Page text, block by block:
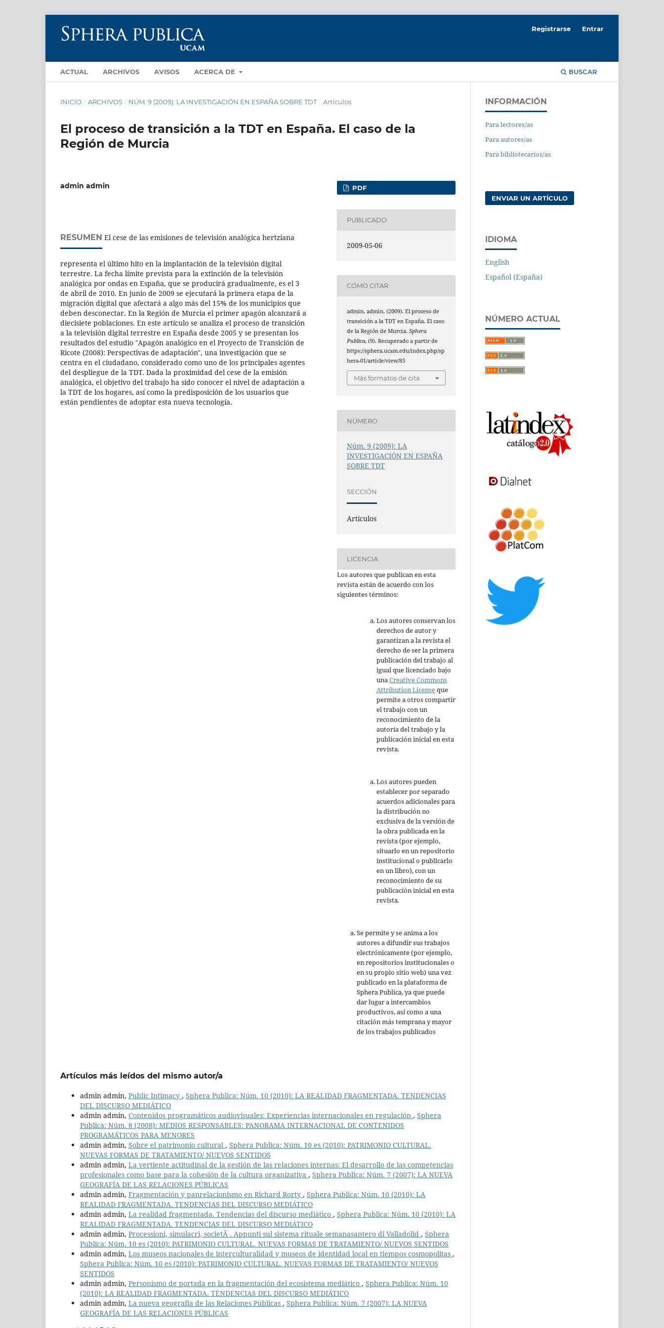
ACTUAL ARCHIVOS AVISOS ACERCA DE BUSCAR
Registrarse Entrar
INICIO / ARCHIVOS / NÚM. 9 (2009): LA INVESTIGACIÓN EN ESPAÑA SOBRE TDT / Artículos
El proceso de transición a la TDT en España. El caso de la
Región de Murcia
admin admin
RESUMEN El cese de las emisiones de televisión analógica hertziana
representa el último hito en la implantación de la televisión digital
terrestre. La fecha límite prevista para la extinción de la televisión
analógica por ondas en España, que se producirá gradualmente, es el 3
de abril de 2010. En junio de 2009 se ejecutará la primera etapa de la
migración digital que afectará a algo más del 15% de los municipios que
deben desconectar. En la Región de Murcia el primer apagón alcanzará a
diecisiete poblaciones. En este artículo se analiza el proceso de transición
a la televisión digital terrestre en España desde 2005 y se presentan los
resultados del estudio "Apagón analógico en el Proyecto de Transición de
Ricote (2008): Perspectivas de adaptación", una investigación que se
centra en el ciudadano, considerado como uno de los principales agentes
del despliegue de la TDT. Dada la proximidad del cese de la emisión
analógica, el objetivo del trabajo ha sido conocer el nivel de adaptación a
la TDT de los hogares, así como la predisposición de los usuarios que
están pendientes de adoptar esta nueva tecnología.
PDF
PUBLICADO
2009-05-06
CÓMO CITAR
admin, admin. (2009). El proceso de
transición a la TDT en España. El caso
de la Región de Murcia.Sphera
Publica, (9). Recuperado a partir de
https://sphera.ucam.edu/index.php/sp
hera-01/article/view/85
Más formatos de cita
NÚMERO
Núm. 9 (2009): LA
INVESTIGACIÓN EN ESPAÑA
SOBRE TDT
SECCIÓN
Artículos
LICENCIA
Los autores que publican en esta
revista están de acuerdo con los
siguientes términos:
Los autores conservan los
derechos de autor y
garantizan a la revista el
derecho de ser la primera
publicación del trabajo al
igual que licenciado bajo
una Creative Commons
Attribution Licenseque
permite a otros compartir
el trabajo con un
reconocimiento de la
autoría del trabajo y la
publicación inicial en esta
revista.
Los autores pueden
establecer por separado
acuerdos adicionales para
la distribución no
exclusiva de la versión de
la obra publicada en la
revista (por ejemplo,
situarlo en un repositorio
institucional o publicarlo
en un libro), con un
reconocimiento de su
publicación inicial en esta
revista.
Se permite y se anima a los
autores a difundir sus trabajos
electrónicamente (por ejemplo,
en repositorios institucionales o
en su propio sitio web) una vez
publicado en la plataforma de
Sphera Publica, ya que puede
dar lugar a intercambios
productivos, así como a una
citación más temprana y mayor
de los trabajos publicados
Artículos más leídos del mismo autor/a
admin admin, Public Intimacy , Sphera Publica: Núm. 10 (2010): LA REALIDAD FRAGMENTADA. TENDENCIAS
DEL DISCURSO MEDIÁTICO
admin admin, Contenidos programáticos audiovisuales: Experiencias internacionales en regulación , Sphera
Publica: Núm. 8 (2008): MEDIOS RESPONSABLES: PANORAMA INTERNACIONAL DE CONTENIDOS
PROGRAMÁTICOS PARA MENORES
admin admin, Sobre el patrimonio cultural , Sphera Publica: Núm. 10 es (2010): PATRIMONIO CULTURAL.
NUEVAS FORMAS DE TRATAMIENTO/ NUEVOS SENTIDOS
admin admin, La vertiente actitudinal de la gestión de las relaciones internas: El desarrollo de las competencias
profesionales como base para la cohesión de la cultura organizativa , Sphera Publica: Núm. 7 (2007): LA NUEVA
GEOGRAFÍA DE LAS RELACIONES PÚBLICAS
admin admin, Fragmentación y panrelacionismo en Richard Rorty , Sphera Publica: Núm. 10 (2010): LA
REALIDAD FRAGMENTADA. TENDENCIAS DEL DISCURSO MEDIÁTICO
admin admin, La realidad fragmentada. Tendencias del discurso mediático , Sphera Publica: Núm. 10 (2010): LA
REALIDAD FRAGMENTADA. TENDENCIAS DEL DISCURSO MEDIÁTICO
admin admin, Processioni, simulacri, societÃ . Appunti sul sistema rituale semanasantero di Valladolid , Sphera
Publica: Núm. 10 es (2010): PATRIMONIO CULTURAL. NUEVAS FORMAS DE TRATAMIENTO/ NUEVOS SENTIDOS
admin admin, Los museos nacionales de interculturalidad y museos de identidad local en tiempos cosmopolitas ,
Sphera Publica: Núm. 10 es (2010): PATRIMONIO CULTURAL. NUEVAS FORMAS DE TRATAMIENTO/ NUEVOS
SENTIDOS
admin admin, Personismo de portada en la fragmentación del ecosistema mediático , Sphera Publica: Núm. 10
(2010): LA REALIDAD FRAGMENTADA. TENDENCIAS DEL DISCURSO MEDIÁTICO
admin admin, La nueva geografía de las Relaciones Públicas , Sphera Publica: Núm. 7 (2007): LA NUEVA
GEOGRAFÍA DE LAS RELACIONES PÚBLICAS
INFORMACIÓN
Para lectores/as
Para autores/as
Para bibliotecarios/as
ENVIAR UN ARTÍCULO
IDIOMA
English
Español (España)
NÚMERO ACTUAL